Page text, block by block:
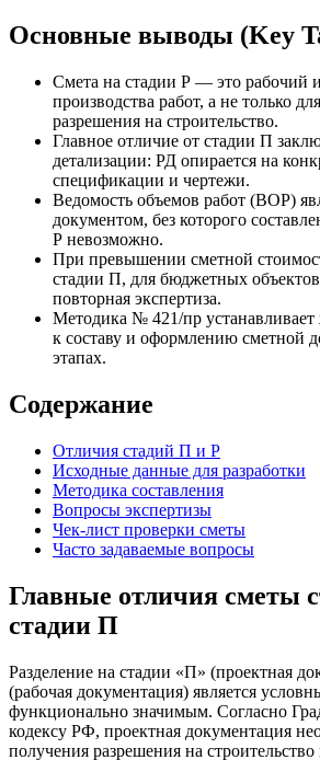
Основные выводы (Key
Смета на стадии Р — это рабочий
производства работ, а не только
разрешения на строительство.
Главное отличие от стадии П
детализации: РД опирается на
спецификации и чертежи.
Ведомость объемов работ (ВОР)
документом, без которого
Р невозможно.
При превышении сметной
стадии П, для бюджетных объектов
повторная экспертиза.
Методика № 421/пр устанавливает
к составу и оформлению сметной
этапах.
Содержание
Отличия стадий П и Р
Исходные данные для разработки
Методика составления
Вопросы экспертизы
Чек-лист проверки сметы
Часто задаваемые вопросы
Главные отличия сметы
стадии П
Разделение на стадии «П» (проектная
(рабочая документация) является
функционально значимым. Согласно
кодексу РФ, проектная документация
получения разрешения на